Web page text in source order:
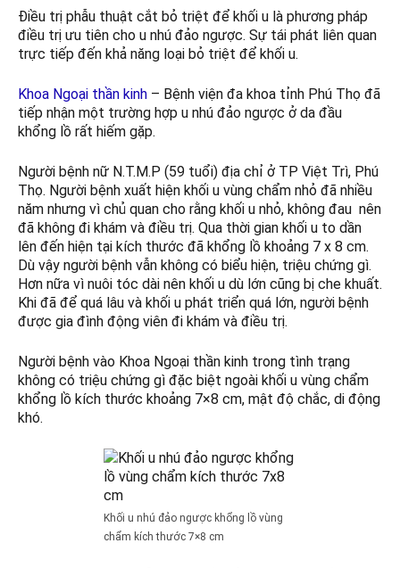
Điều trị phẫu thuật cắt bỏ triệt để khối u là phương pháp
điều trị ưu tiên cho u nhú đảo ngược. Sự tái phát liên quan
trực tiếp đến khả năng loại bỏ triệt để khối u.
Khoa Ngoại thần kinh – Bệnh viện đa khoa tỉnh Phú Thọ đã
tiếp nhận một trường hợp u nhú đảo ngược ở da đầu
khổng lồ rất hiếm gặp.
Người bệnh nữ N.T.M.P (59 tuổi) địa chỉ ở TP Việt Trì, Phú
Thọ. Người bệnh xuất hiện khối u vùng chẩm nhỏ đã nhiều
năm nhưng vì chủ quan cho rằng khối u nhỏ, không đau nên
đã không đi khám và điều trị. Qua thời gian khối u to dần
lên đến hiện tại kích thước đã khổng lồ khoảng 7 x 8 cm.
Dù vậy người bệnh vẫn không có biểu hiện, triệu chứng gì.
Hơn nữa vì nuôi tóc dài nên khối u dù lớn cũng bị che khuất.
Khi đã để quá lâu và khối u phát triển quá lớn, người bệnh
được gia đình động viên đi khám và điều trị.
Người bệnh vào Khoa Ngoại thần kinh trong tình trạng
không có triệu chứng gì đặc biệt ngoài khối u vùng chẩm
khổng lồ kích thước khoảng 7×8 cm, mật độ chắc, di động
khó.
Khối u nhú đảo ngược khổng lồ vùng
chẩm kích thước 7×8 cm